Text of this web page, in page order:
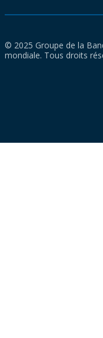
© 2025 Groupe de la
mondiale. Tous droits